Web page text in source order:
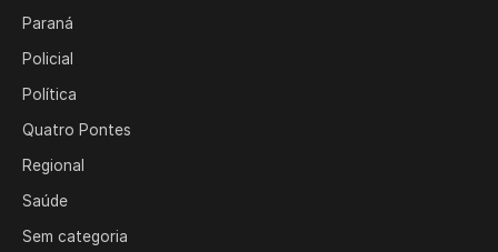
Paraná
Policial
Política
Quatro Pontes
Regional
Saúde
Sem categoria